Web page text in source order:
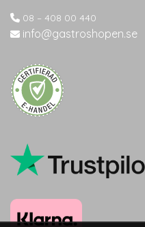
08 – 408 00 440
info@gastroshopen.se